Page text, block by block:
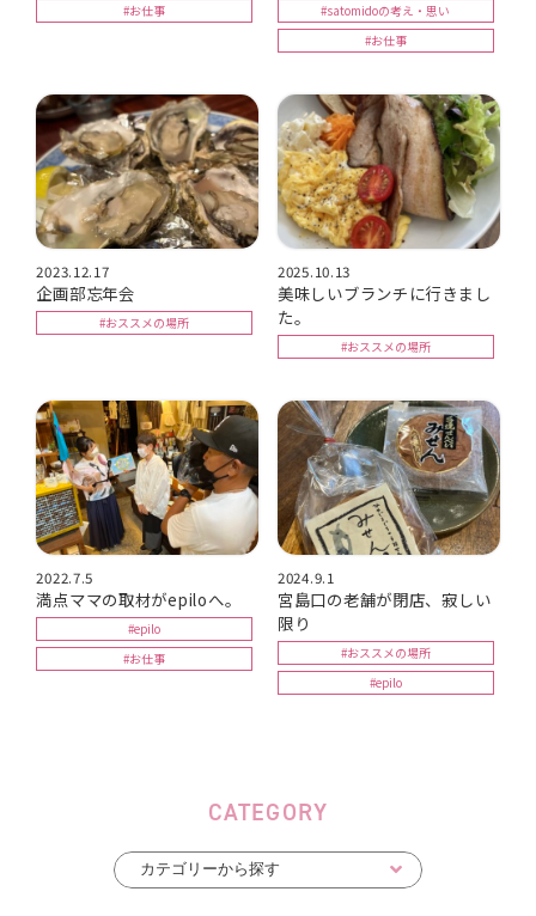
#お仕事
#satomidoの考え・思い
#お仕事
2023.12.17
企画部忘年会
#おススメの場所
2025.10.13
美味しいブランチに行きまし
た。
#おススメの場所
2022.7.5
満点ママの取材がepiloへ。
#epilo
#お仕事
2024.9.1
宮島口の老舗が閉店、寂しい
限り
#おススメの場所
#epilo
CATEGORY